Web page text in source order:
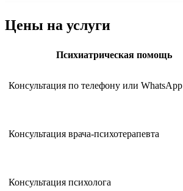
Цены на услуги
Психиатрическая помощь
Консультация по телефону или WhatsApp
Консультация врача-психотерапевта
Консультация психолога